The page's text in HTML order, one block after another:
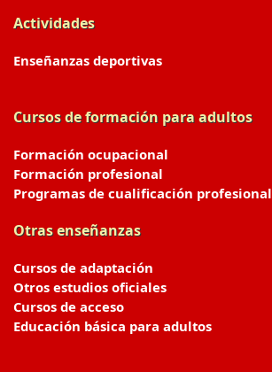
Actividades
Enseñanzas deportivas
Cursos de formación para adultos
Formación ocupacional
Formación profesional
Programas de cualificación profesional
Otras enseñanzas
Cursos de adaptación
Otros estudios oficiales
Cursos de acceso
Educación básica para adultos